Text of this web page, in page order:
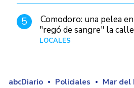
5
Comodoro: una pelea
"regó de sangre" la
LOCALES
abcDiario Policiales Mar del